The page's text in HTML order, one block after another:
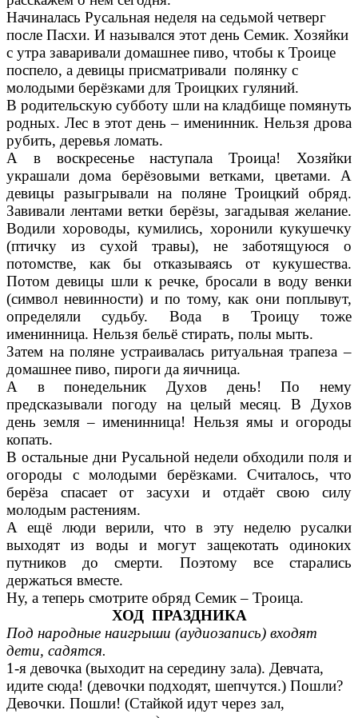
Начиналась Русальная неделя на седьмой четверг
после Пасхи. И назывался этот день Семик. Хозяйки
с утра заваривали домашнее пиво, чтобы к Троице
поспело, а девицы присматривали полянку с
молодыми берёзками для Троицких гуляний.
В родительскую субботу шли на кладбище помянуть
родных. Лес в этот день – именинник. Нельзя дрова
рубить, деревья ломать.
А в воскресенье наступала Троица! Хозяйки
украшали дома берёзовыми ветками, цветами. А
девицы разыгрывали на поляне Троицкий обряд.
Завивали лентами ветки берёзы, загадывая желание.
Водили хороводы, кумились, хоронили кукушечку
(птичку из сухой травы), не заботящуюся о
потомстве, как бы отказываясь от кукушества.
Потом девицы шли к речке, бросали в воду венки
(символ невинности) и по тому, как они поплывут,
определяли судьбу. Вода в Троицу тоже
именинница. Нельзя бельё стирать, полы мыть.
Затем на поляне устраивалась ритуальная трапеза –
домашнее пиво, пироги да яичница.
А в понедельник Духов день! По нему
предсказывали погоду на целый месяц. В Духов
день земля – именинница! Нельзя ямы и огороды
копать.
В остальные дни Русальной недели обходили поля и
огороды с молодыми берёзками. Считалось, что
берёза спасает от засухи и отдаёт свою силу
молодым растениям.
А ещё люди верили, что в эту неделю русалки
выходят из воды и могут защекотать одиноких
путников до смерти. Поэтому все старались
держаться вместе.
Ну, а теперь смотрите обряд Семик – Троица.
ХОД ПРАЗДНИКА
Под народные наигрыши (аудиозапись) входят
дети, садятся.
1-я девочка (выходит на середину зала). Девчата,
идите сюда! (девочки подходят, шепчутся.) Пошли?
Девочки. Пошли! (Стайкой идут через зал,